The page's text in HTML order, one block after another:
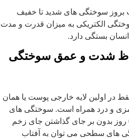
بروز سوختگی های شدید تا خفیف
الکتریکی به میزان قدرت و مدت
بستگی دارد.
شدت و عمق سوختگی
در اولین لایه خارجی پوست یا همان
و درد همراه است. سوختگی های
سطحی پوست در عرض 3 تا 6 روز بدون بر جای گذاشتن جای زخم
های سطحی می توان به آفتاب